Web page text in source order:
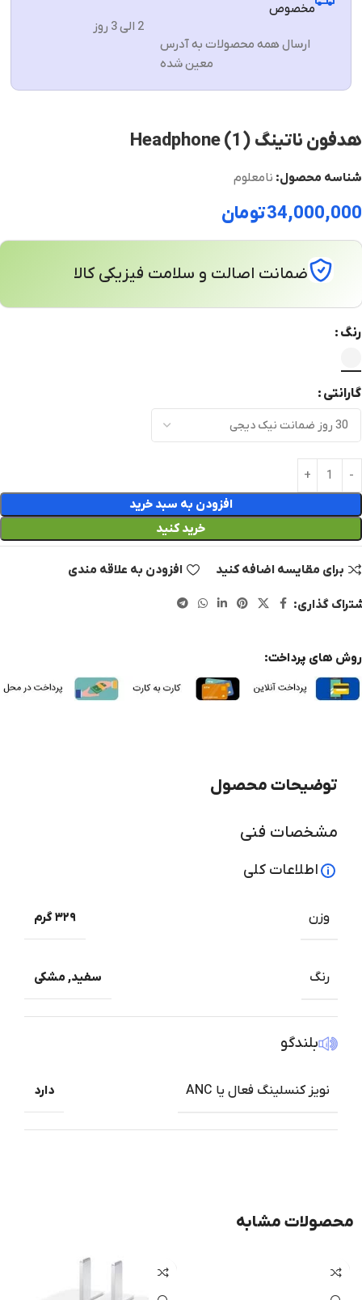
مخصوص
ارسال همه محصولات به آدرس
معین شده
2 الی 3 روز
هدفون ناتینگ Headphone (1)
شناسه محصول: نامعلوم
34,000,000تومان
ضمانت اصالت و سلامت فیزیکی کالا
رنگ
گارانتی
افزودن به سبد خرید
خرید کنید
برای مقایسه اضافه کنید افزودن به علاقه مندی
گذاری:
روش های پرداخت:
مشخصات فنی
اطلاعات کلی
وزن ۳۲۹ گرم
رنگ سفید, مشکی
بلندگو
نویز کنسلینگ فعال یا ANC دارد
توضیحات محصول
محصولات مشابه